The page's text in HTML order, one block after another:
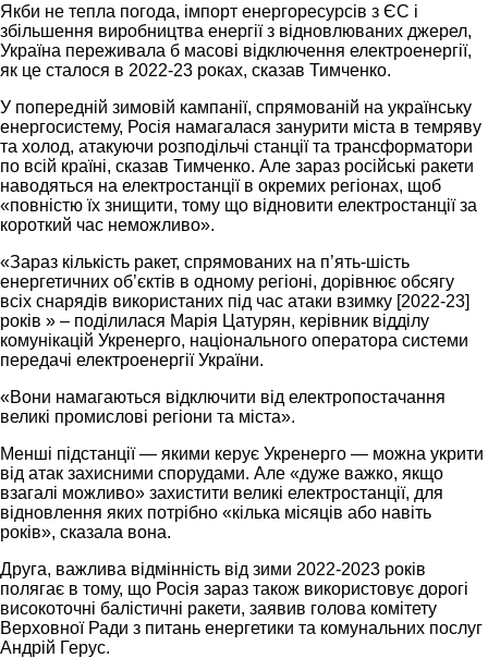
Якби не тепла погода, імпорт енергоресурсів з ЄС і
збільшення виробництва енергії з відновлюваних джерел,
Україна переживала б масові відключення електроенергії,
як це сталося в 2022-23 роках, сказав Тимченко.
У попередній зимовій кампанії, спрямованій на українську
енергосистему, Росія намагалася занурити міста в темряву
та холод, атакуючи розподільчі станції та трансформатори
по всій країні, сказав Тимченко. Але зараз російські ракети
наводяться на електростанції в окремих регіонах, щоб
«повністю їх знищити, тому що відновити електростанції за
короткий час неможливо».
«Зараз кількість ракет, спрямованих на п’ять-шість
енергетичних об’єктів в одному регіоні, дорівнює обсягу
всіх снарядів використаних під час атаки взимку [2022-23]
років » – поділилася Марія Цатурян, керівник відділу
комунікацій Укренерго, національного оператора системи
передачі електроенергії України.
«Вони намагаються відключити від електропостачання
великі промислові регіони та міста».
Менші підстанції — якими керує Укренерго — можна укрити
від атак захисними спорудами. Але «дуже важко, якщо
взагалі можливо» захистити великі електростанції, для
відновлення яких потрібно «кілька місяців або навіть
років», сказала вона.
Друга, важлива відмінність від зими 2022-2023 років
полягає в тому, що Росія зараз також використовує дорогі
високоточні балістичні ракети, заявив голова комітету
Верховної Ради з питань енергетики та комунальних послуг
Андрій Герус.